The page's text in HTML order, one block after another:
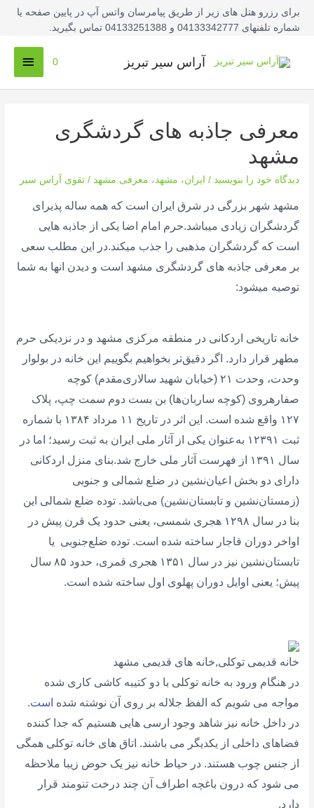
برای رزرو هتل های زیر از طریق پیامرسان واتس آپ در پایین صفحه یا
شماره تلفنهای 04133342777 و 04133251388 تماس بگیرید.
آراس سیر تبریز
اصلی
0
معرفی جاذبه های گردشگری
مشهد
دیدگاه‌ خود را بنویسید / ایران، مشهد ، معرفی مشهد /تقوی آراس سیر
مشهد شهر بزرگی در شرق ایران است که همه ساله پذیرای
گردشگران زیادی میباشد.حرم امام اضا یکی از جاذبه هایی
است که گردشگران مذهبی را جذب میکند.در این مطلب سعی
بر معرفی جاذبه های گردشگری مشهد است و دیدن انها به شما
توصیه میشود:
خانه تاریخی ‌اردکانی در منطقه مرکزی مشهد و در نزدیکی حرم
مطهر قرار دارد. اگر دقیق‌تر بخواهیم بگوییم این خانه در ‌‌بولوار
وحدت، وحدت ۲۱ (خیابان شهید سالاری‌مقدم) کوچه‌‌‌‌‌‌‌‌‌‌‌‌‌‌‌‌
صفار‌‌‌هروی (کوچه ساربان‌ها) بن بست دوم سمت چپ‌، پلاک
۱۲۷ واقع شده است. این اثر در تاریخ ۱۱ مرداد ۱۳۸۴ با شماره
ثبت ۱۲۳۹۱ به‌عنوان یکی از آثار ملی ایران به ثبت رسید؛ اما در
سال ۱۳۹۱ از فهرست آثار ملی خارج شد.بنای منزل اردکانی
دارای دو بخش اعیان‌‌نشین در ضلع شمالی و جنوبی
(زمستان‌نشین و تابستان‌نشین) می‌باشد. توده‌ ضلع شمالی این
بنا در سال ۱۲۹۸ هجری شمسی، یعنی حدود یک قرن پیش در
اواخر دوران قاجار ساخته شده است. ‌توده ضلع‌جنوبی یا
تابستان‌نشین نیز در سال ۱۳۵۱ هجری قمری، ‌‌حدود ۸۵ سال
پیش؛ یعنی اوایل دوران پهلوی اول ساخته شده است.
خانه قدیمی توکلی,خانه های قدیمی مشهد
در هنگام ورود به خانه توکلی با دو کتیبه کاشی کاری شده
مواجه می شویم که الفظ جلاله بر روی آن نوشته شده است.
در داخل خانه نیز شاهد وجود ارسی هایی هستیم که جدا کننده
فضاهای داخلی از یکدیگر می باشند. اتاق های خانه توکلی همگی
از جنس چوب هستند. در حیاط خانه نیز یک حوض زیبا ملاحظه
می شود که درون باغچه اطراف آن چند درخت تنومند قرار
دارد.